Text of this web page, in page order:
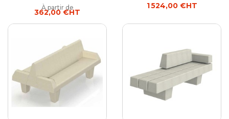
À partir de
362,00 €HT
1 524,00 €HT